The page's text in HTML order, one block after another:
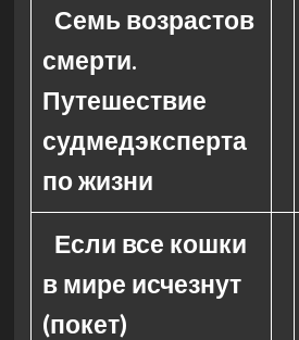
Семь возрастов
смерти.
Путешествие
судмедэксперта
по жизни
Если все кошки
в мире исчезнут
(покет)